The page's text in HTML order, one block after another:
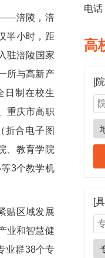
——涪陵，涪
半小时，距
驻涪陵国家
所与高新产
日制在校生
重庆市高职
折合电子图
、教育学院
3个教学机
贴区域发展
业和智慧健
业群38个专
电话
高
[
[